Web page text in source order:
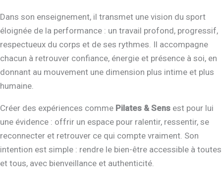
Dans son enseignement, il transmet une vision du sport
éloignée de la performance : un travail profond, progressif,
respectueux du corps et de ses rythmes. Il accompagne
chacun à retrouver confiance, énergie et présence à soi, en
donnant au mouvement une dimension plus intime et plus
humaine.
Créer des expériences comme Pilates & Sens est pour lui
une évidence : offrir un espace pour ralentir, ressentir, se
reconnecter et retrouver ce qui compte vraiment. Son
intention est simple : rendre le bien-être accessible à toutes
et tous, avec bienveillance et authenticité.